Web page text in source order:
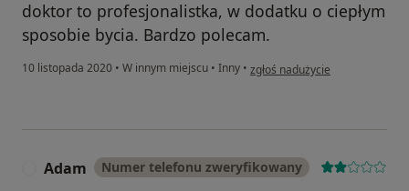
doktor to profesjonalistka, w dodatku o ciepłym
sposobie bycia. Bardzo polecam.
10 listopada 2020 • W innym miejscu • Inny • w opinii użytkownika Natalia
zgłoś nadużycie
Adam Numer telefonu zweryfikowany